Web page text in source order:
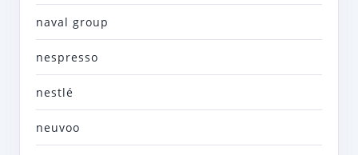
naval group
nespresso
nestlé
neuvoo